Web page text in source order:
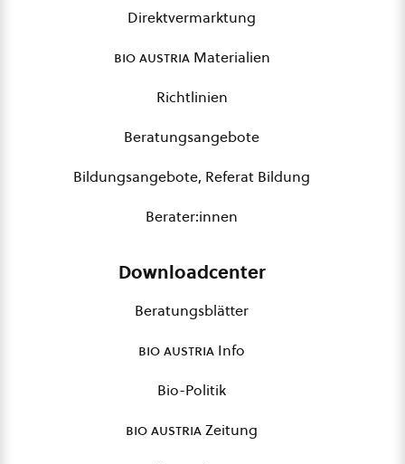
Direktvermarktung
bio austriaMaterialien
Richtlinien
Beratungsangebote
Bildungsangebote, Referat Bildung
Berater:innen
Downloadcenter
Beratungsblätter
bio austria Info
Bio-Politik
bio austriaZeitung